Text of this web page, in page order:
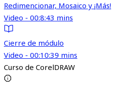
Redimencionar, Mosaico y ¡Más!
Video - 00:8:43 mins
Cierre de módulo
Video - 00:10:39 mins
Curso de CorelDRAW